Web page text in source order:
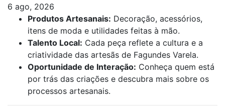
6 ago, 2026
Produtos Artesanais: Decoração, acessórios,
itens de moda e utilidades feitas à mão.
Talento Local: Cada peça reflete a cultura e a
criatividade das artesãs de Fagundes Varela.
Oportunidade de Interação: Conheça quem está
por trás das criações e descubra mais sobre os
processos artesanais.